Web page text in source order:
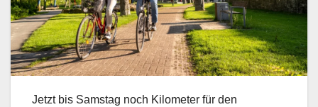
Jetzt bis Samstag noch Kilometer für den